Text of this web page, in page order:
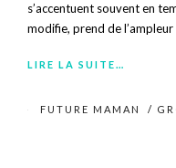
s’accentuent souvent en
modifie, prend de
LIRE LA SUITE…
FUTURE MAMAN /